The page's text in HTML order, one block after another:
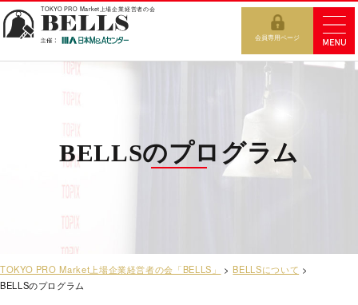
TOKYO PRO Market上場企業経営者の会
会員専用ページ
BELLSのプログラム
TOKYO PRO Market上場企業経営者の会「BELLS」 > BELLSについて >
BELLSのプログラム